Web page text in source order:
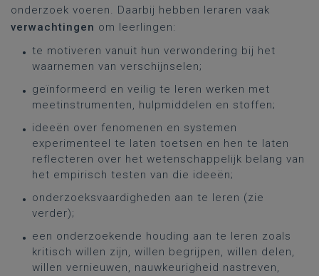
onderzoek voeren. Daarbij hebben leraren vaak
verwachtingen om leerlingen:
te motiveren vanuit hun verwondering bij het
waarnemen van verschijnselen;
geïnformeerd en veilig te leren werken met
meetinstrumenten, hulpmiddelen en stoffen;
ideeën over fenomenen en systemen
experimenteel te laten toetsen en hen te laten
reflecteren over het wetenschappelijk belang van
het empirisch testen van die ideeën;
onderzoeksvaardigheden aan te leren (zie
verder);
een onderzoekende houding aan te leren zoals
kritisch willen zijn, willen begrijpen, willen delen,
willen vernieuwen, nauwkeurigheid nastreven,